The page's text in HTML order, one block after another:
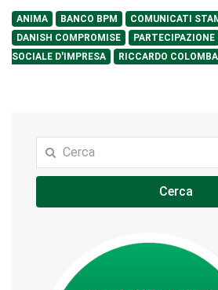
ANIMA BANCO BPM COMUNICATI
DANISH COMPROMISE
PARTECIPAZIONE
SOCIALE D'IMPRESA
RICCARDO
Cerca